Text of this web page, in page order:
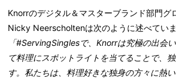
Knorrのデジタル＆マスターブランド部門グ
Nicky Neerscholtenは次のように述べていま
「#ServingSinglesで、Knorrは究極の出会
て料理にスポットライトを当てることで、
す。私たちは、料理好きな独身の方々に熱